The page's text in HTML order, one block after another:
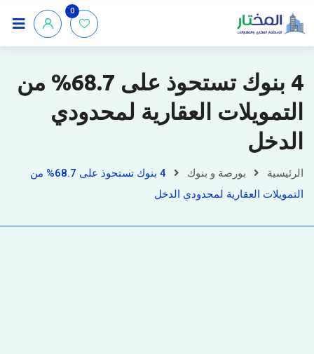
0
4 بنوك تستحوذ على 68.7% من
التمويلات العقارية لمحدودي
الدخل
الرئيسية بورصة و بنوك
4 بنوك تستحوذ على 68.7% من
التمويلات العقارية لمحدودي الدخل